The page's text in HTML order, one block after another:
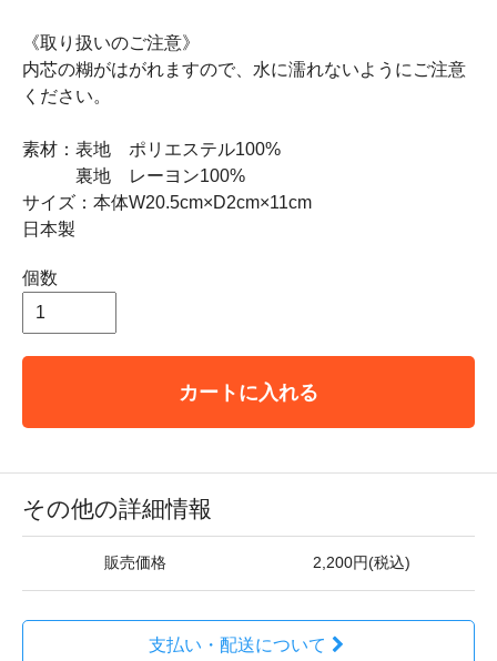
《取り扱いのご注意》
内芯の糊がはがれますので、水に濡れないようにご注意
ください。
素材：表地 ポリエステル100%
裏地 レーヨン100%
サイズ：本体W20.5cm×D2cm×11cm
日本製
個数
カートに入れる
その他の詳細情報
販売価格 2,200円(税込)
支払い・配送について